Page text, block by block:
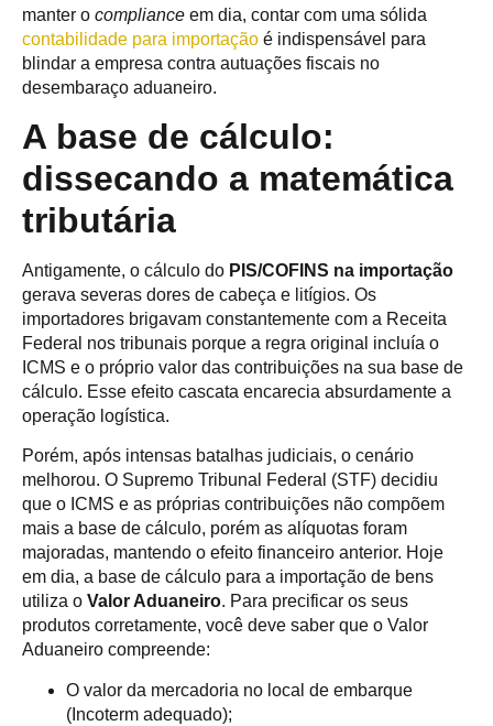
manter o compliance em dia, contar com uma sólida
contabilidade para importação é indispensável para
blindar a empresa contra autuações fiscais no
desembaraço aduaneiro.
A base de cálculo:
dissecando a matemática
tributária
Antigamente, o cálculo do PIS/COFINS na importação
gerava severas dores de cabeça e litígios. Os
importadores brigavam constantemente com a Receita
Federal nos tribunais porque a regra original incluía o
ICMS e o próprio valor das contribuições na sua base de
cálculo. Esse efeito cascata encarecia absurdamente a
operação logística.
Porém, após intensas batalhas judiciais, o cenário
melhorou. O Supremo Tribunal Federal (STF) decidiu
que o ICMS e as próprias contribuições não compõem
mais a base de cálculo, porém as alíquotas foram
majoradas, mantendo o efeito financeiro anterior. Hoje
em dia, a base de cálculo para a importação de bens
utiliza o Valor Aduaneiro. Para precificar os seus
produtos corretamente, você deve saber que o Valor
Aduaneiro compreende:
O valor da mercadoria no local de embarque
(Incoterm adequado);